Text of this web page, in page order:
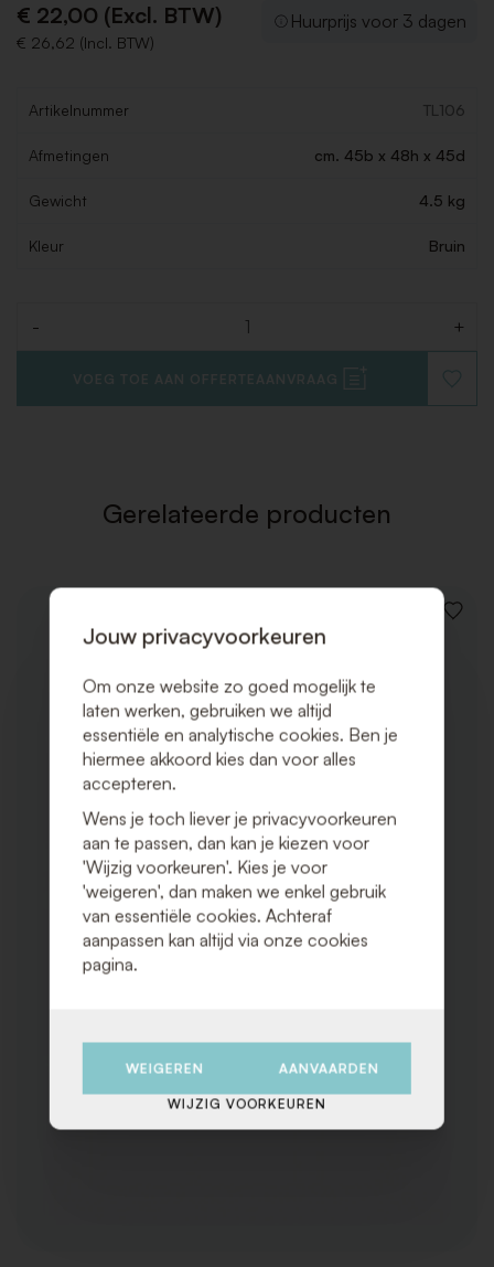
€ 22,00 (Excl. BTW)
€ 26,62 (Incl. BTW)
Huurprijs voor 3 dagen
Artikelnummer TL106
Afmetingen cm. 45b x 48h x 45d
Gewicht 4.5 kg
Kleur Bruin
- +
VOEG TOE AAN OFFERTEAANVRAAG
TOE
Gerelateerde producten
VOEG
Jouw privacyvoorkeuren
Om onze website zo goed mogelijk te
laten werken, gebruiken we altijd
essentiële en analytische cookies. Ben je
hiermee akkoord kies dan voor alles
accepteren.
Wens je toch liever je privacyvoorkeuren
aan te passen, dan kan je kiezen voor
'Wijzig voorkeuren'. Kies je voor
'weigeren', dan maken we enkel gebruik
van essentiële cookies. Achteraf
aanpassen kan altijd via onze cookies
pagina.
WEIGEREN AANVAARDEN
WIJZIG VOORKEUREN